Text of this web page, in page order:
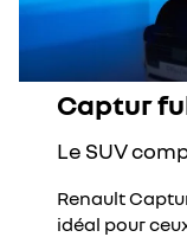
Captur
Le SUV
Renault
idéal pour